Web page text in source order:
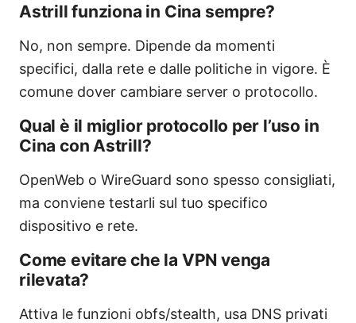
Astrill funziona in Cina sempre?
No, non sempre. Dipende da momenti
specifici, dalla rete e dalle politiche in vigore. È
comune dover cambiare server o protocollo.
Qual è il miglior protocollo per l’uso in
Cina con Astrill?
OpenWeb o WireGuard sono spesso consigliati,
ma conviene testarli sul tuo specifico
dispositivo e rete.
Come evitare che la VPN venga
rilevata?
Attiva le funzioni obfs/stealth, usa DNS privati